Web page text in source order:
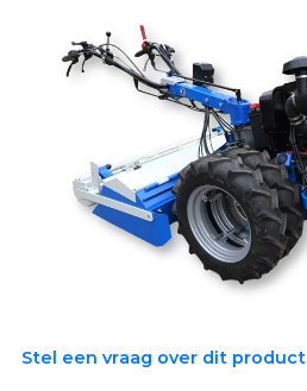
Stel een vraag over dit product